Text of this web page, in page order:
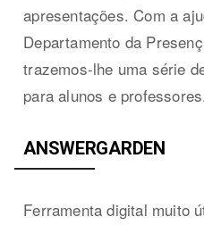
apresentações. Com a
Departamento da
trazemos-lhe uma série
para alunos e
ANSWERGARDEN
Ferramenta digital muito